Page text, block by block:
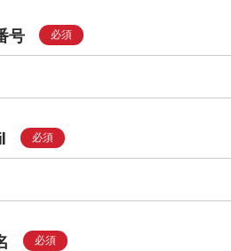
号 必須
必須
必須